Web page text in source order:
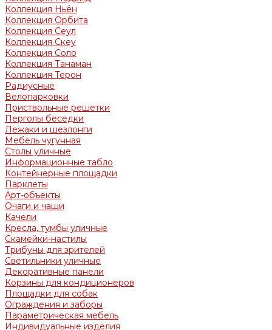
Коллекция Ньён
Коллекция Орбита
Коллекция Сеул
Коллекция Скеу
Коллекция Соло
Коллекция Танаман
Коллекция Терон
Радиусные
Велопарковки
Приствольные решетки
Перголы беседки
Лежаки и шезлонги
Мебель чугунная
Столы уличные
Информационные табло
Контейнерные площадки
Парклеты
Арт-объекты
Очаги и чаши
Качели
Кресла, тумбы уличные
Скамейки-настилы
Трибуны для зрителей
Светильники уличные
Декоративные панели
Корзины для кондиционеров
Площадки для собак
Ограждения и заборы
Параметрическая мебель
Индивидуальные изделия